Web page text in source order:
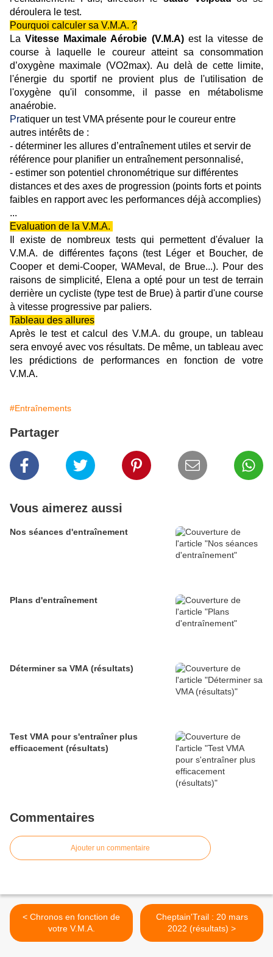
déroulera le test.
Pourquoi calculer sa V.M.A. ?
LaVitesse Maximale Aérobie (V.M.A)est la vitesse de
course à laquelle le coureur atteint sa consommation
d’oxygène maximale (VO2max). Au delà de cette limite,
l'énergie du sportif ne provient plus de l'utilisation de
l'oxygène qu'il consomme, il passe en métabolisme
anaérobie.
Pratiquer un test VMA présente pour le coureur entre
autres intérêts de :
- déterminer les allures d’entraînement utiles et servir de
référence pour planifier un entraînement personnalisé,
- estimer son potentiel chronométrique sur différentes
distances et des axes de progression (points forts et points
faibles en rapport avec les performances déjà accomplies)
...
Evaluation de la V.M.A.
Il existe de nombreux tests qui permettent d'évaluer la
V.M.A. de différentes façons (test Léger et Boucher, de
Cooper et demi-Cooper, WAMeval, de Brue...). Pour des
raisons de simplicité, Elena a opté pour un test de terrain
derrière un cycliste (type test de Brue) à partir d'une course
à vitesse progressive par paliers.
Tableau des allures
Après le test et calcul des V.M.A. du groupe, un tableau
sera envoyé avec vos résultats. De même, un tableau avec
les prédictions de performances en fonction de votre
V.M.A.
#Entraînements
Partager
Vous aimerez aussi
Nos séances d'entraînement
Plans d'entraînement
Déterminer sa VMA (résultats)
Test VMA pour s'entraîner plus
efficacement (résultats)
Commentaires
Ajouter un commentaire
< Chronos en fonction de
votre V.M.A.
Cheptain'Trail : 20 mars
2022 (résultats) >